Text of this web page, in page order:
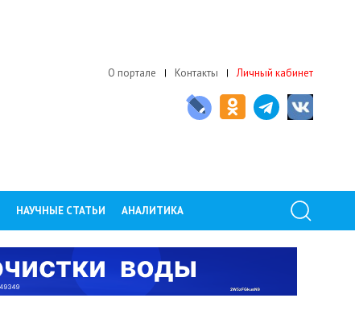
О портале Контакты Личный кабинет
НАУЧНЫЕ СТАТЬИ АНАЛИТИКА